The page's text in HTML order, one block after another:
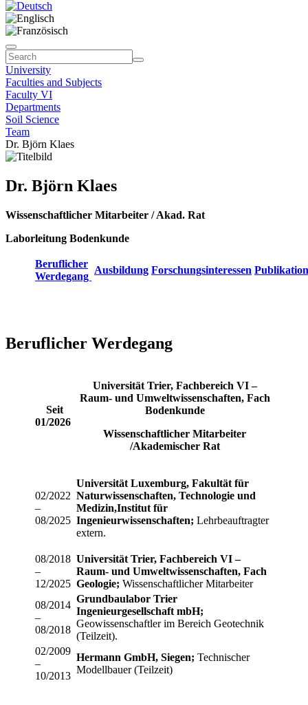
University
Faculties and Subjects
Faculty VI
Departments
Soil Science
Team
Dr. Björn Klaes
Dr. Björn Klaes
Wissenschaftlicher Mitarbeiter / Akad. Rat
Laborleitung Bodenkunde
Beruflicher
Werdegang
Ausbildung Forschungsinteressen
Beruflicher Werdegang
Seit
01/2026
Universität Trier, Fachbereich VI –
Raum- und Umweltwissenschaften, Fach
Bodenkunde
Wissenschaftlicher Mitarbeiter
/Akademischer Rat
02/2022
–
08/2025
Universität Luxemburg, Fakultät für
Naturwissenschaften, Technologie und
Medizin,Institut für
Ingenieurwissenschaften; Lehrbeauftragter
extern.
08/2018
–
12/2025
Universität Trier, Fachbereich VI –
Raum- und Umweltwissenschaften, Fach
Geologie; Wissenschaftlicher Mitarbeiter
08/2014
–
08/2018
Grundbaulabor Trier
Ingenieurgesellschaft mbH;
Geowissenschaftler im Bereich Geotechnik
(Teilzeit).
02/2009
–
10/2013
Hermann GmbH, Siegen; Technischer
Modellbauer (Teilzeit)